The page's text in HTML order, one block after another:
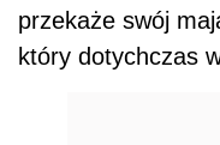
przekaże swój
który dotychczas